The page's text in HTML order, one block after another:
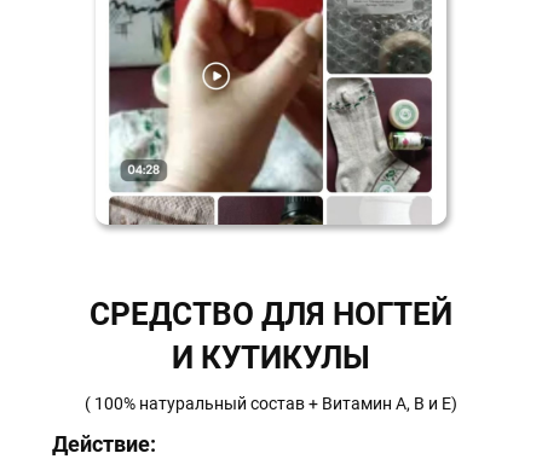
СРЕДСТВО ДЛЯ НОГТЕЙ
И КУТИКУЛЫ
( 100% натуральный состав + Витамин A, B и E)
Действие: